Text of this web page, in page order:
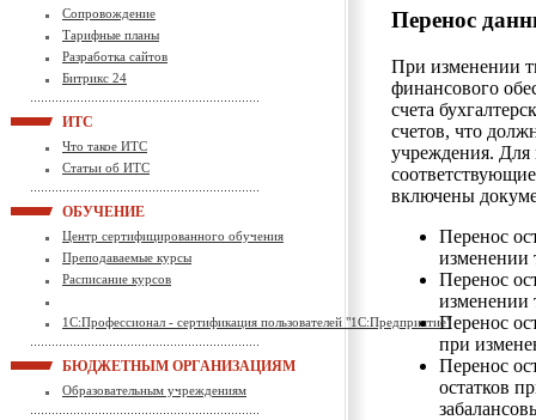
Сопровождение
Тарифные планы
Разработка сайтов
Битрикс 24
ИТС
Что такое ИТС
Статьи об ИТС
ОБУЧЕНИЕ
Центр сертифицированного обучения
Преподаваемые курсы
Расписание курсов
1С:Профессионал - сертификация пользователей "1С:Предприятие"
БЮДЖЕТНЫМ ОРГАНИЗАЦИЯМ
Образовательным учреждениям
Перенос
При изменении
финансового
счета
счетов, что
учреждения. Для
включены
Перенос
изменении
Перенос
изменении
Перенос
при
Перенос
остатков